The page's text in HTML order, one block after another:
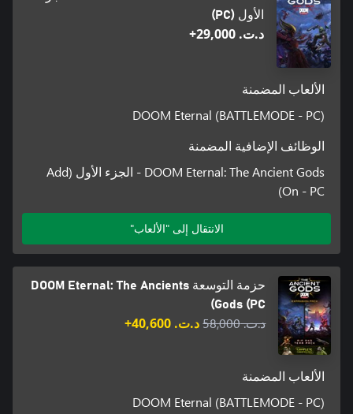
الأول (PC)
د.ت.‏ 29,000+
الألعاب المضمنة
DOOM Eternal (BATTLEMODE - PC)
الوظائف الإضافية المضمنة
DOOM Eternal: The Ancient Gods - الجزء الأول (Add
On - PC)
الانتقال إلى "الألعاب"
حزمة التوسعة DOOM Eternal: The Ancients
Gods (PC)
د.ت.‏ 58,000 د.ت.‏ 40,600+
الألعاب المضمنة
DOOM Eternal (BATTLEMODE - PC)